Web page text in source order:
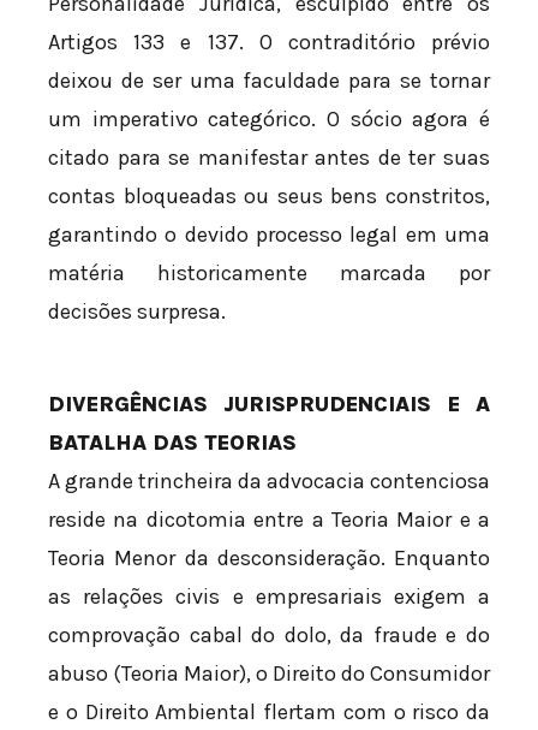
Artigos 133 e 137. O contraditório prévio
deixou de ser uma faculdade para se tornar
um imperativo categórico. O sócio agora é
citado para se manifestar antes de ter suas
contas bloqueadas ou seus bens constritos,
garantindo o devido processo legal em uma
matéria historicamente marcada por
decisões surpresa.
DIVERGÊNCIAS JURISPRUDENCIAIS E A
BATALHA DAS TEORIAS
A grande trincheira da advocacia contenciosa
reside na dicotomia entre a Teoria Maior e a
Teoria Menor da desconsideração. Enquanto
as relações civis e empresariais exigem a
comprovação cabal do dolo, da fraude e do
abuso (Teoria Maior), o Direito do Consumidor
e o Direito Ambiental flertam com o risco da